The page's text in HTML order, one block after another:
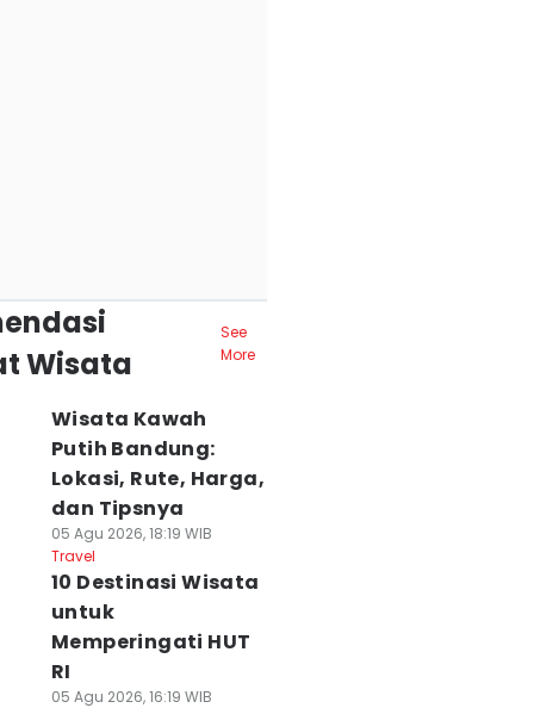
Wisata
See
More
Wisata Kawah
Putih Bandung:
Lokasi, Rute, Harga,
dan Tipsnya
05 Agu 2026, 18:19 WIB
Travel
10 Destinasi Wisata
untuk
Memperingati HUT
RI
05 Agu 2026, 16:19 WIB